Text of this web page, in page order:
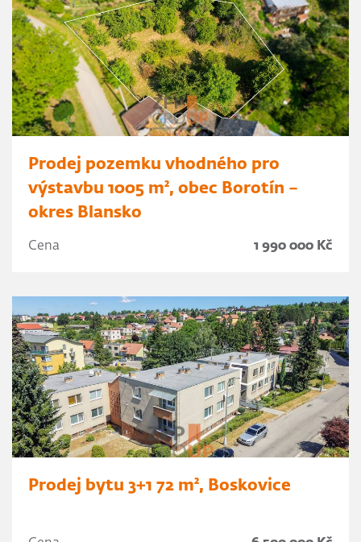
Prodej pozemku vhodného pro
výstavbu 1005 m², obec Borotín –
okres Blansko
Cena 1 990 000 Kč
Prodej bytu 3+1 72 m², Boskovice